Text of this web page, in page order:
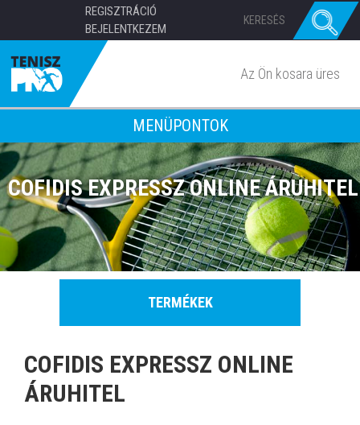
REGISZTRÁCIÓ
BEJELENTKEZEM
Az Ön kosara üres
MENÜPONTOK
COFIDIS EXPRESSZ ONLINE ÁRUHITEL
TERMÉKEK
COFIDIS EXPRESSZ ONLINE
ÁRUHITEL